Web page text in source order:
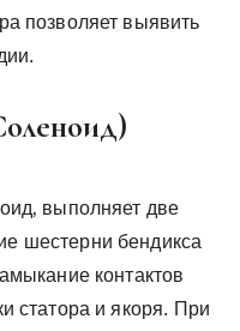
позволяет выявить
выполняет две
шестерни бендикса
контактов
статора и якоря. При